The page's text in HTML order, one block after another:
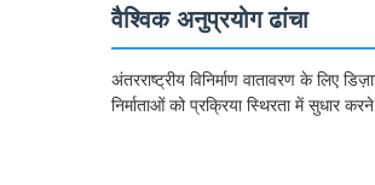
वैश्विक अनुप्रयोग ढांचा
अंतरराष्ट्रीय विनिर्माण वातावरण के लिए
निर्माताओं को प्रक्रिया स्थिरता में सुधार